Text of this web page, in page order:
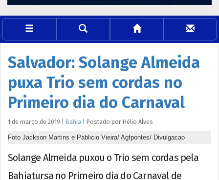
Salvador: Solange Almeida
puxa Trio sem cordas no
Primeiro dia do Carnaval
1 de março de 2019 Bahia Postado por Hélio Alves
Foto Jackson Martins e Pablicio Vieira/ Agfpontes/ Divulgacao
Solange Almeida puxou o Trio sem cordas pela
Bahiatursa no Primeiro dia do Carnaval de